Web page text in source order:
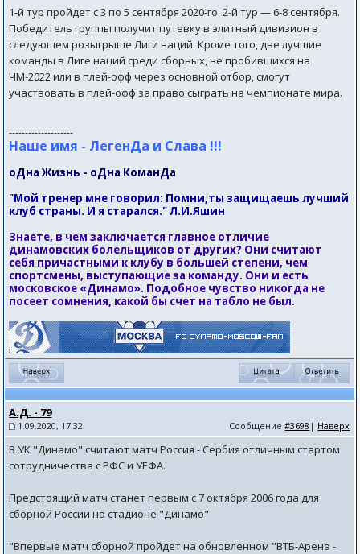
1-й тур пройдет с 3 по 5 сентября 2020-го. 2-й тур — 6-8 сентября.
Победитель группы получит путевку в элитный дивизион в
следующем розыгрыше Лиги наций. Кроме того, две лучшие
команды в Лиге наций среди сборных, не пробившихся на
ЧМ-2022 или в плей-офф через основной отбор, смогут
участвовать в плей-офф за право сыграть на чемпионате мира.
--------------------
Наше имя - ЛегенДа и Слава !!!
оДна Жизнь - оДна КоманДа
"Мой тренер мне говорил: Помни,ты защищаешь лучший
клуб страны. И я старался." Л.И.Яшин
Знаете, в чем заключается главное отличие
динамовских болельщиков от других? Они считают
себя причастными к клубу в большей степени, чем
спортсмены, выступающие за команду. Они и есть
московское «Динамо». Подобное чувство никогда не
посеет сомнения, какой бы счет на табло не был.
А.Д. - 79
1.09.2020, 17:32 Сообщение#3698 | Наверх
В УК "Динамо" считают матч Россия - Сербия отличным стартом
сотрудничества с РФС и УЕФА.
Предстоящий матч станет первым с 7 октября 2006 года для
сборной России на стадионе "Динамо"
"Впервые матч сборной пройдет на обновленном "ВТБ-Арена -